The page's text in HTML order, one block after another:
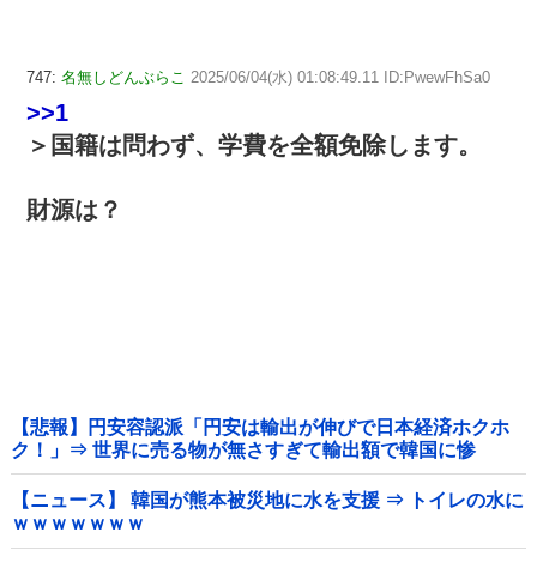
747: 名無しどんぶらこ 2025/06/04(水) 01:08:49.11 ID:PwewFhSa0
>>1
＞国籍は問わず、学費を全額免除します。
財源は？
【悲報】円安容認派「円安は輸出が伸びで日本経済ホクホ
ク！」⇒ 世界に売る物が無さすぎて輸出額で韓国に惨
敗・・・
【ニュース】 韓国が熊本被災地に水を支援 ⇒ トイレの水に
ｗｗｗｗｗｗｗ